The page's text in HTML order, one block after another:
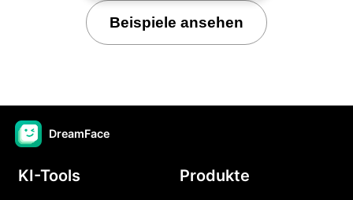
Beispiele ansehen
DreamFace
KI-Tools Produkte